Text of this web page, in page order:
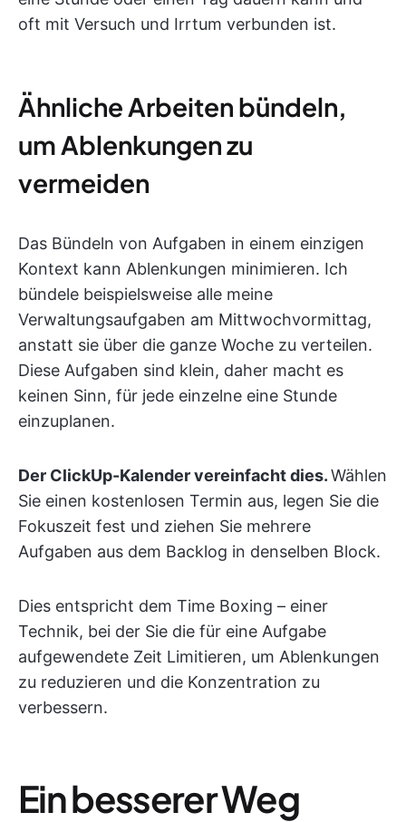
oft mit Versuch und Irrtum verbunden ist.
Ähnliche Arbeiten bündeln,
um Ablenkungen zu
vermeiden
Das Bündeln von Aufgaben in einem einzigen
Kontext kann Ablenkungen minimieren. Ich
bündele beispielsweise alle meine
Verwaltungsaufgaben am Mittwochvormittag,
anstatt sie über die ganze Woche zu verteilen.
Diese Aufgaben sind klein, daher macht es
keinen Sinn, für jede einzelne eine Stunde
einzuplanen.
Der ClickUp-Kalender vereinfacht dies.Wählen
Sie einen kostenlosen Termin aus, legen Sie die
Fokuszeit fest und ziehen Sie mehrere
Aufgaben aus dem Backlog in denselben Block.
Dies entspricht dem Time Boxing – einer
Technik, bei der Sie die für eine Aufgabe
aufgewendete Zeit Limitieren, um Ablenkungen
zu reduzieren und die Konzentration zu
verbessern.
Ein besserer Weg